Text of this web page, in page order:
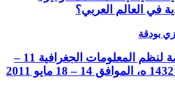
في العالم العربي؟
بودقة
تطبيقات متقدمة لنظم المعلومات الجغرافية 11 –
15 جماد الثاني 1432 ه، الموافق 14 – 18 مايو 2011